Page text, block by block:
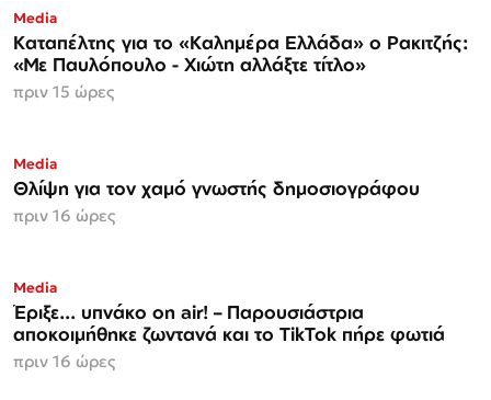
Media
Καταπέλτης για το «Καλημέρα Ελλάδα» ο Ρακιτζής:
«Με Παυλόπουλο - Χιώτη αλλάξτε τίτλο»
πριν 15 ώρες
Media
Θλίψη για τον χαμό γνωστής δημοσιογράφου
πριν 16 ώρες
Media
Έριξε... υπνάκο on air! – Παρουσιάστρια
αποκοιμήθηκε ζωντανά και το TikTok πήρε φωτιά
πριν 16 ώρες